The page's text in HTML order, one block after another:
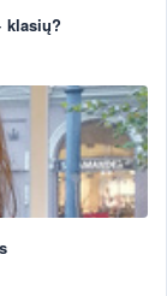
klasių?